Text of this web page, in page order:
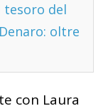
del
oltre
con Laura